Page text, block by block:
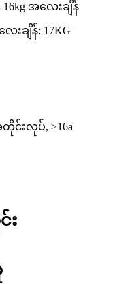
အလေးချိန်
းချိန်: 17KG
င်းလုပ်, ≥16a
း